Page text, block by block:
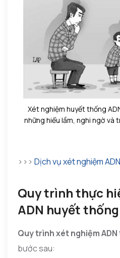
Xét nghiệm huyết thống
những hiểu lầm, nghi ngờ và
>>> Dịch vụ xét nghiệm
Quy trình thực
ADN huyết thống
Quy trình xét nghiệm ADN
bước sau: